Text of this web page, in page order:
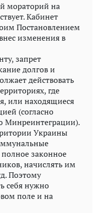
мораторий на
Кабинет
Постановлением
изменения в
запрет
долгов и
действовать
где
или находящиеся
(согласно
Минреинтеграции).
Украины
законное
начислять им
Поэтому
себя нужно
поле и на